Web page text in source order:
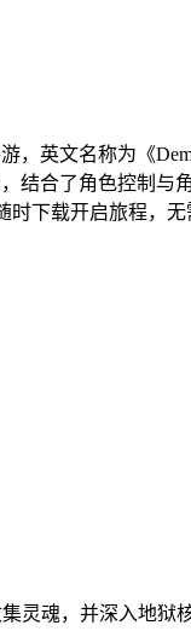
，英文名称为《
结合了角色控制
下载开启旅程，无
灵魂，并深入地